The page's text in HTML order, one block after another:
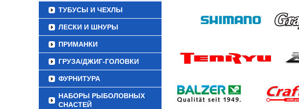
ТУБУСЫ И ЧЕХЛЫ
ЛЕСКИ И ШНУРЫ
ПРИМАНКИ
ГРУЗА/ДЖИГ-ГОЛОВКИ
ФУРНИТУРА
НАБОРЫ РЫБОЛОВНЫХ
СНАСТЕЙ